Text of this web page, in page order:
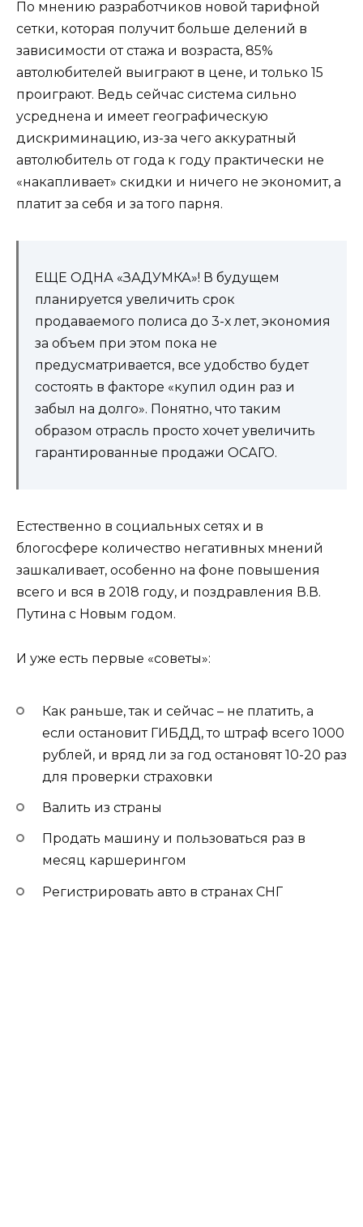
По мнению разработчиков новой тарифной
сетки, которая получит больше делений в
зависимости от стажа и возраста, 85%
автолюбителей выиграют в цене, и только 15
проиграют. Ведь сейчас система сильно
усреднена и имеет географическую
дискриминацию, из-за чего аккуратный
автолюбитель от года к году практически не
«накапливает» скидки и ничего не экономит, а
платит за себя и за того парня.
ЕЩЕ ОДНА «ЗАДУМКА»! В будущем
планируется увеличить срок
продаваемого полиса до 3-х лет, экономия
за объем при этом пока не
предусматривается, все удобство будет
состоять в факторе «купил один раз и
забыл на долго». Понятно, что таким
образом отрасль просто хочет увеличить
гарантированные продажи ОСАГО.
Естественно в социальных сетях и в
блогосфере количество негативных мнений
зашкаливает, особенно на фоне повышения
всего и вся в 2018 году, и поздравления В.В.
Путина с Новым годом.
И уже есть первые «советы»:
Как раньше, так и сейчас – не платить, а
если остановит ГИБДД, то штраф всего 1000
рублей, и вряд ли за год остановят 10-20 раз
для проверки страховки
Валить из страны
Продать машину и пользоваться раз в
месяц каршерингом
Регистрировать авто в странах СНГ